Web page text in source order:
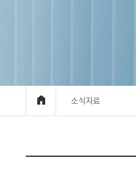
소식자료